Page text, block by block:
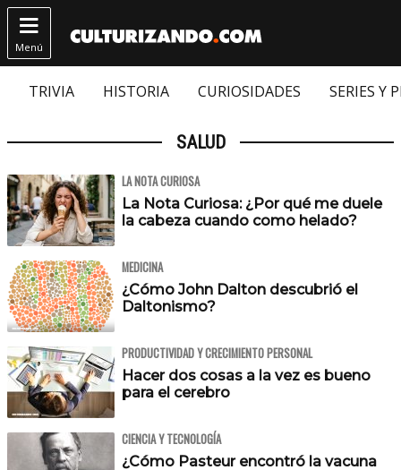

Menú
TRIVIA HISTORIA CURIOSIDADES SERIES Y
SALUD
LA NOTA CURIOSA
La Nota Curiosa: ¿Por qué me duele
la cabeza cuando como helado?
MEDICINA
¿Cómo John Dalton descubrió el
Daltonismo?
PRODUCTIVIDAD Y CRECIMIENTO PERSONAL
Hacer dos cosas a la vez es bueno
para el cerebro
CIENCIA Y TECNOLOGÍA
¿Cómo Pasteur encontró la vacuna